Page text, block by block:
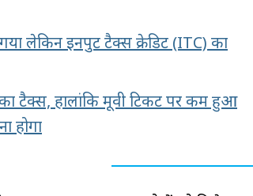
लेकिन इनपुट टैक्स क्रेडिट (ITC) का
टैक्स, हालांकि मूवी टिकट पर कम हुआ
होगा